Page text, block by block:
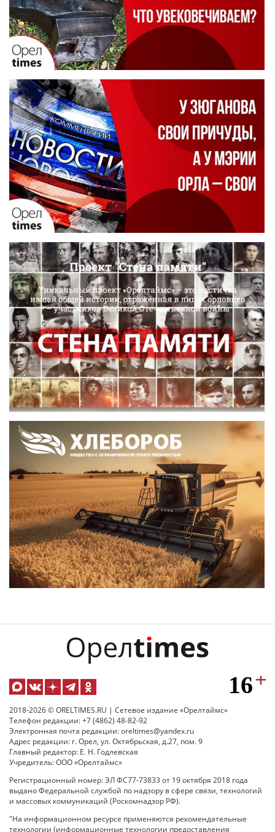
2018-2026 © ORELTIMES.RU | Сетевое издание «Орелтаймс»
Телефон редакции: +7 (4862) 48-82-92
Электронная почта редакции: oreltimes@yandex.ru
Адрес редакции: г. Орел, ул. Октябрьская, д.27, пом. 9
Главный редактор: Е. Н. Годлевская
Учредитель: ООО «Орелтаймс»
Регистрационный номер: ЭЛ ФС77-73833 от 19 октября 2018 года
выдано Федеральной службой по надзору в сфере связи, технологий
и массовых коммуникаций (Роскомнадзор РФ).
"На информационном ресурсе применяются рекомендательные
технологии (информационные технологии предоставления